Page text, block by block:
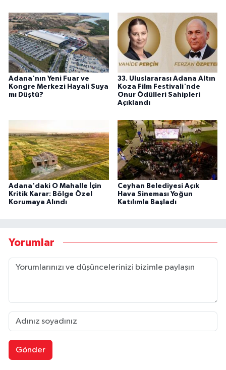
Adana'nın Yeni Fuar ve
Kongre Merkezi Hayali Suya
mı Düştü?
33. Uluslararası Adana Altın
Koza Film Festivali'nde
Onur Ödülleri Sahipleri
Açıklandı
Adana'daki O Mahalle İçin
Kritik Karar: Bölge Özel
Korumaya Alındı
Ceyhan Belediyesi Açık
Hava Sineması Yoğun
Katılımla Başladı
Yorumlar
Gönder